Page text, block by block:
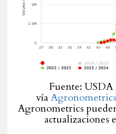
Fuente:
víaAgronometrics
Agronometrics
actualizaciones